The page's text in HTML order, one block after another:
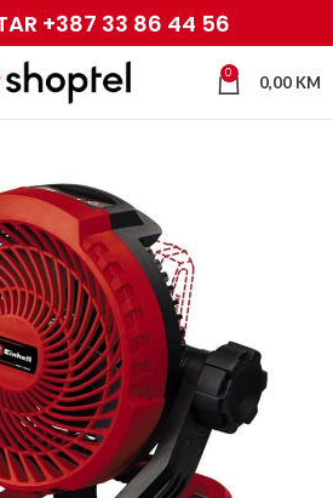
+387 33 86 44 56
0 0,00 KM